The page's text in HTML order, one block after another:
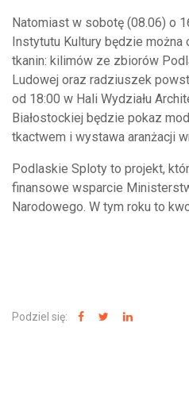
Natomiast w sobotę (08.06) o
Instytutu Kultury będzie
tkanin: kilimów ze zbiorów
Ludowej oraz radziuszek
od 18:00 w Hali Wydziału
Białostockiej będzie pokaz
tkactwem i wystawa aranżacji
Podlaskie Sploty to projekt,
finansowe wsparcie
Narodowego. W tym roku to
Podziel się: